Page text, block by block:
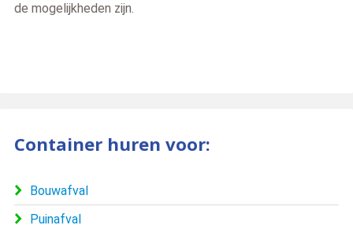
de mogelijkheden zijn.
Container huren voor:
Bouwafval
Puinafval